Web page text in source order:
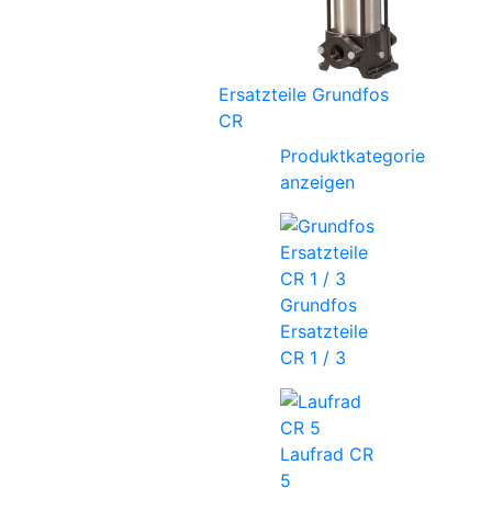
Ersatzteile Grundfos
CR
Produktkategorie
anzeigen
Grundfos
Ersatzteile
CR 1 / 3
Laufrad CR
5